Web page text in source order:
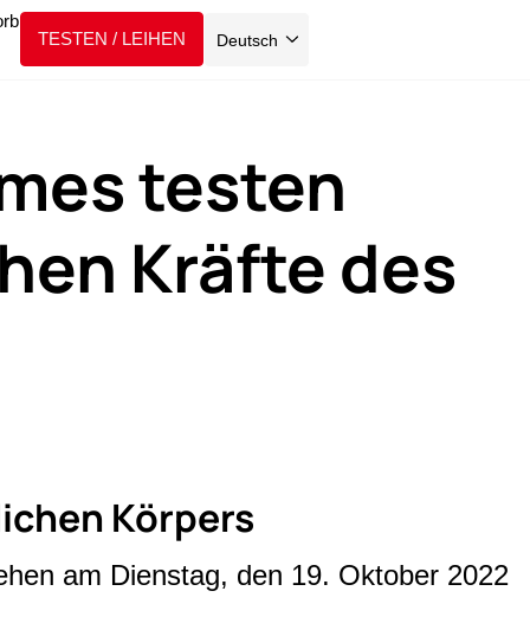
TESTEN / LEIHEN Deutsch
testen
Kräfte des
Körpers
am Dienstag, den 19. Oktober 2022